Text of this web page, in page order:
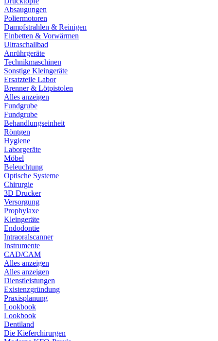
Absaugungen
Poliermotoren
Dampfstrahlen & Reinigen
Einbetten & Vorwärmen
Ultraschallbad
Anrührgeräte
Technikmaschinen
Sonstige Kleingeräte
Ersatzteile Labor
Brenner & Lötpistolen
Alles anzeigen
Fundgrube
Fundgrube
Behandlungseinheit
Röntgen
Hygiene
Laborgeräte
Möbel
Beleuchtung
Optische Systeme
Chirurgie
3D Drucker
Versorgung
Prophylaxe
Kleingeräte
Endodontie
Intraoralscanner
Instrumente
CAD/CAM
Alles anzeigen
Alles anzeigen
Dienstleistungen
Existenzgründung
Praxisplanung
Lookbook
Lookbook
Dentiland
Die Kieferchirurgen